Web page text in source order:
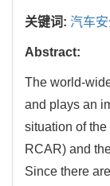
关键词: 汽车安
Abstract:
The world-
and plays an
situation of
RCAR) and
Since there